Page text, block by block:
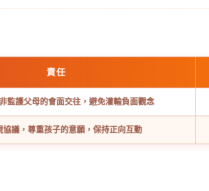
責任
監護父母的會面交往，避免灌輸負面觀念
協議，尊重孩子的意願，保持正向互動